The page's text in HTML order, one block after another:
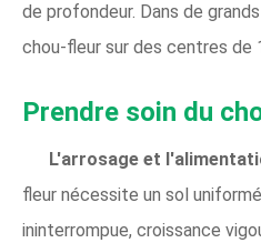
de profondeur. Dans de
chou-fleur sur des centres de
Prendre soin du
L'arrosage et
fleur nécessite un sol
ininterrompue, croissance